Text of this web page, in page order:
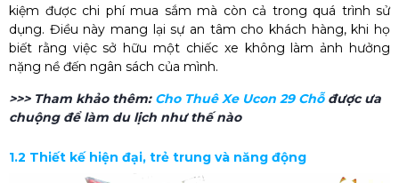
kiệm được chi phí mua sắm mà còn cả trong quá trình sử
dụng. Điều này mang lại sự an tâm cho khách hàng, khi họ
biết rằng việc sở hữu một chiếc xe không làm ảnh hưởng
nặng nề đến ngân sách của mình.
>>> Tham khảo thêm: Cho Thuê Xe Ucon 29 Chỗ được ưa
chuộng để làm du lịch như thế nào
1.2 Thiết kế hiện đại, trẻ trung và năng động